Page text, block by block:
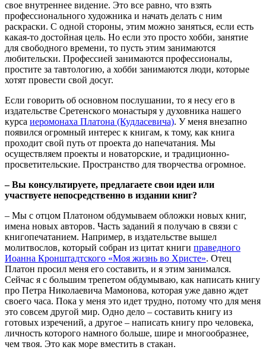
свое внутреннее видение. Это все равно, что взять
профессионального художника и начать делать с ним
раскраски. С одной стороны, этим можно заняться, если есть
какая-то достойная цель. Но если это просто хобби, занятие
для свободного времени, то пусть этим занимаются
любительски. Профессией занимаются профессионалы,
простите за тавтологию, а хобби занимаются люди, которые
хотят провести свой досуг.
Если говорить об основном послушании, то я несу его в
издательстве Сретенского монастыря у духовника нашего
курса иеромонаха Платона (Кудласевича). У меня внезапно
появился огромный интерес к книгам, к тому, как книга
проходит свой путь от проекта до напечатания. Мы
осуществляем проекты и новаторские, и традиционно-
просветительские. Пространство для творчества огромное.
– Вы консультируете, предлагаете свои идеи или
участвуете непосредственно в издании книг?
– Мы с отцом Платоном обдумываем обложки новых книг,
имена новых авторов. Часть заданий я получаю в связи с
книгопечатанием. Например, в издательстве вышел
молитвослов, который собран из цитат книги праведного
Иоанна Кронштадтского «Моя жизнь во Христе». Отец
Платон просил меня его составить, и я этим занимался.
Сейчас я с большим трепетом обдумываю, как написать книгу
про Петра Николаевича Мамонова, которая уже давно ждет
своего часа. Пока у меня это идет трудно, потому что для меня
это совсем другой мир. Одно дело – составить книгу из
готовых изречений, а другое – написать книгу про человека,
личность которого намного больше, шире и многообразнее,
чем твоя. Это как море вместить в стакан.